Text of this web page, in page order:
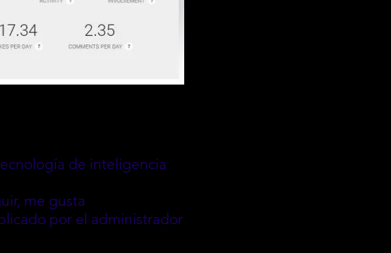
de inteligencia
me gusta
por el administrador